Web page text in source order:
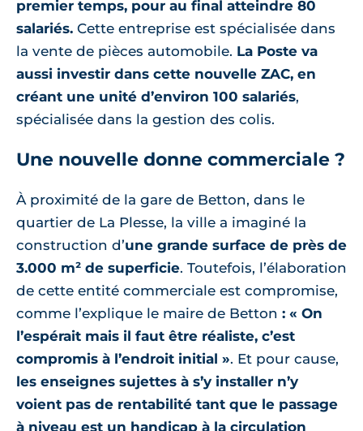
premier temps, pour au final atteindre 80
salariés. Cette entreprise est spécialisée dans
la vente de pièces automobile. La Poste va
aussi investir dans cette nouvelle ZAC, en
créant une unité d’environ 100 salariés,
spécialisée dans la gestion des colis.
Une nouvelle donne commerciale ?
À proximité de la gare de Betton, dans le
quartier de La Plesse, la ville a imaginé la
construction d’une grande surface de près de
3.000 m² de superficie. Toutefois, l’élaboration
de cette entité commerciale est compromise,
comme l’explique le maire de Betton : « On
l’espérait mais il faut être réaliste, c’est
compromis à l’endroit initial ». Et pour cause,
les enseignes sujettes à s’y installer n’y
voient pas de rentabilité tant que le passage
à niveau est un handicap à la circulation